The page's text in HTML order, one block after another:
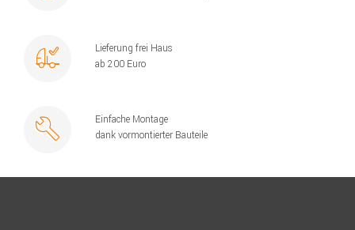
Lieferung frei Haus
ab 200 Euro
Einfache Montage
dank vormontierter Bauteile